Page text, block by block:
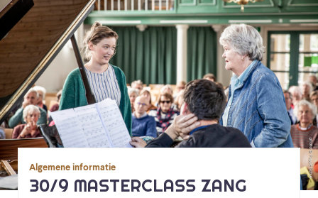
Algemene informatie
30/9 MASTERCLASS ZANG